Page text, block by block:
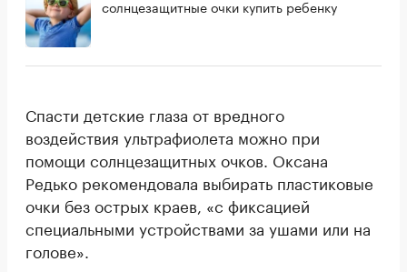
солнцезащитные очки купить ребенку
Спасти детские глаза от вредного
воздействия ультрафиолета можно при
помощи солнцезащитных очков. Оксана
Редько рекомендовала выбирать пластиковые
очки без острых краев, «с фиксацией
специальными устройствами за ушами или на
голове».